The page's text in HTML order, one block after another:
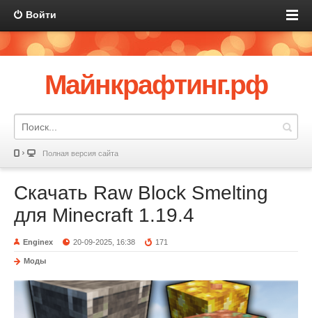
Войти
Майнкрафтинг.рф
Полная версия сайта
Скачать Raw Block Smelting
для Minecraft 1.19.4
Enginex 20-09-2025, 16:38 171
Моды